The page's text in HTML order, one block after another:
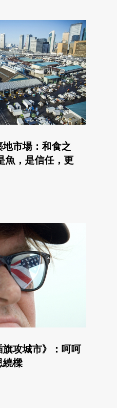
市場：和食之
魚，是信任，更
攻城市》：呵呵
繞樑